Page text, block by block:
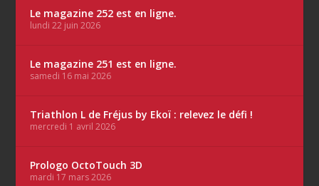
Le magazine 252 est en ligne.
lundi 22 juin 2026
Le magazine 251 est en ligne.
samedi 16 mai 2026
Triathlon L de Fréjus by Ekoï : relevez le défi !
mercredi 1 avril 2026
Prologo OctoTouch 3D
mardi 17 mars 2026